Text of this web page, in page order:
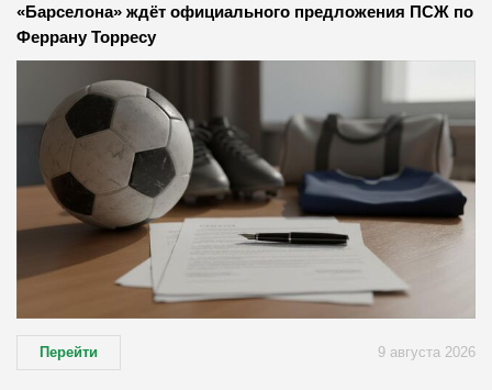
«Барселона» ждёт официального предложения ПСЖ по
Феррану Торресу
Перейти 9 августа 2026